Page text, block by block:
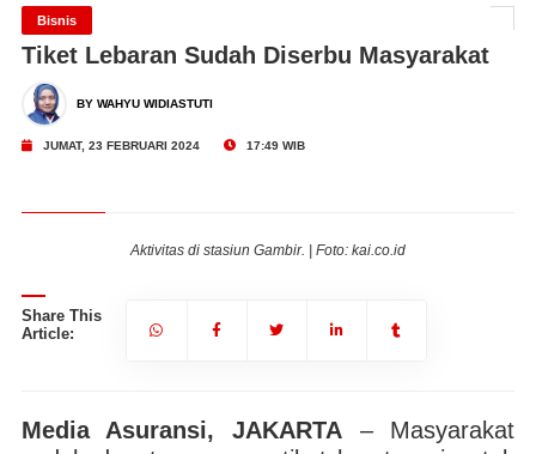
Bisnis
Tiket Lebaran Sudah Diserbu Masyarakat
BY WAHYU WIDIASTUTI
JUMAT, 23 FEBRUARI 2024 17:49 WIB
Aktivitas di stasiun Gambir. | Foto: kai.co.id
Share This
Article:
Media Asuransi, JAKARTA – Masyarakat